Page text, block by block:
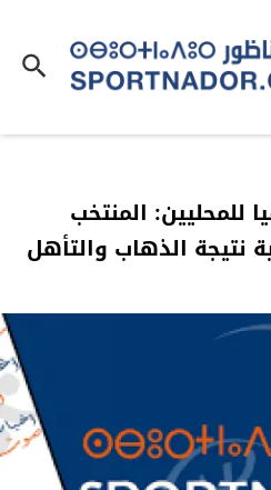
للمحليين: المنتخب
نتيجة الذهاب والتأهل